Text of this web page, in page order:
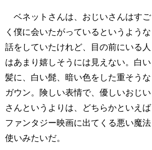
ベネットさんは、おじいさんはすご
く僕に会いたがっているというような
話をしていたけれど、目の前にいる人
はあまり嬉しそうには見えない。白い
髪に、白い髭、暗い色をした重そうな
ガウン。険しい表情で、優しいおじい
さんというよりは、どちらかといえば
ファンタジー映画に出てくる悪い魔法
使いみたいだ。